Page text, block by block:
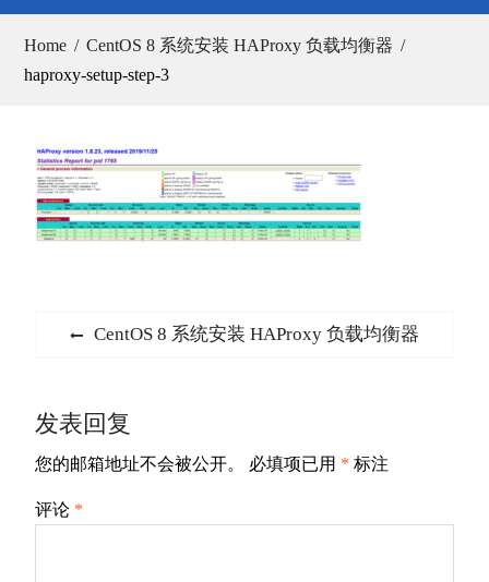
Home
CentOS 8 系统安装 HAProxy 负载均衡器
haproxy-setup-step-3
航
Previous
CentOS 8 系统安装 HAProxy 负载均衡器
发表回复
您的邮箱地址不会被公开。 必填项已用 * 标注
评论 *